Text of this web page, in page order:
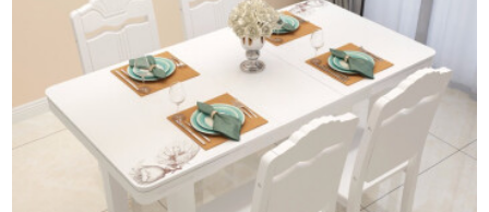
ル四つの椅子。
せは1+4（1.5メート
ル）です。